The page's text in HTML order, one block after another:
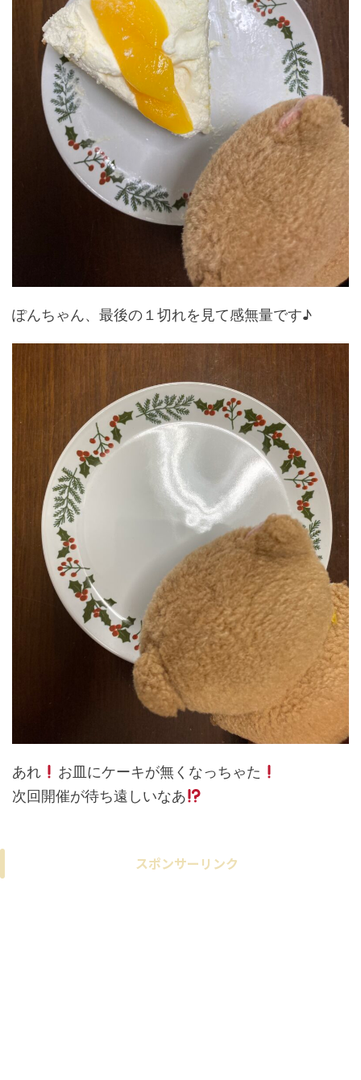
ぽんちゃん、最後の１切れを見て感無量です♪
あれ
お皿にケーキが無くなっちゃた
次回開催が待ち遠しいなあ
スポンサーリンク